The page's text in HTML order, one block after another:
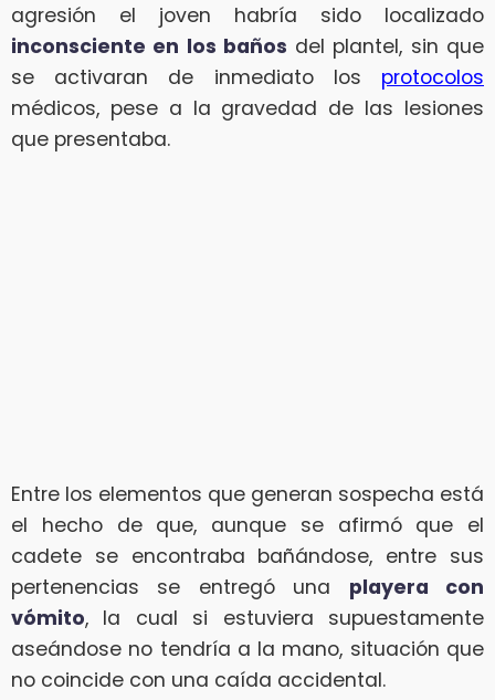
agresión el joven habría sido localizado
inconsciente en los baños del plantel, sin que
se activaran de inmediato los protocolos
médicos, pese a la gravedad de las lesiones
que presentaba.
Entre los elementos que generan sospecha está
el hecho de que, aunque se afirmó que el
cadete se encontraba bañándose, entre sus
pertenencias se entregó una playera con
vómito, la cual si estuviera supuestamente
aseándose no tendría a la mano, situación que
no coincide con una caída accidental.